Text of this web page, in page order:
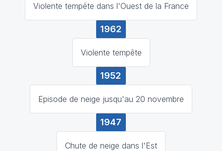
Violente tempête dans l'Ouest de la France
1962
Violente tempête
1952
Episode de neige jusqu'au 20 novembre
1947
Chute de neige dans l'Est